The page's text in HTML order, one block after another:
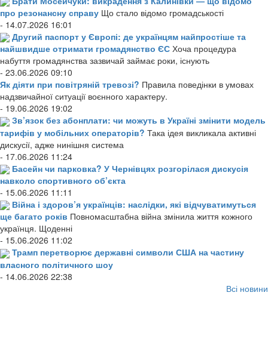
про резонансну справу Що стало відомо громадськості
- 14.07.2026 16:01
Другий паспорт у Європі: де українцям найпростіше та
найшвидше отримати громадянство ЄС Хоча процедура
набуття громадянства зазвичай займає роки, існують
- 23.06.2026 09:10
Як діяти при повітряній тревозі? Правила поведінки в умовах
надзвичайної ситуації воєнного характеру.
- 19.06.2026 19:02
Зв’язок без абонплати: чи можуть в Україні змінити модель
тарифів у мобільних операторів? Така ідея викликала активні
дискусії, адже нинішня система
- 17.06.2026 11:24
Басейн чи парковка? У Чернівцях розгорілася дискусія
навколо спортивного об’єкта
- 15.06.2026 11:11
Війна і здоров’я українців: наслідки, які відчуватимуться
ще багато років Повномасштабна війна змінила життя кожного
українця. Щоденні
- 15.06.2026 11:02
Трамп перетворює державні символи США на частину
власного політичного шоу
- 14.06.2026 22:38
Всі новини